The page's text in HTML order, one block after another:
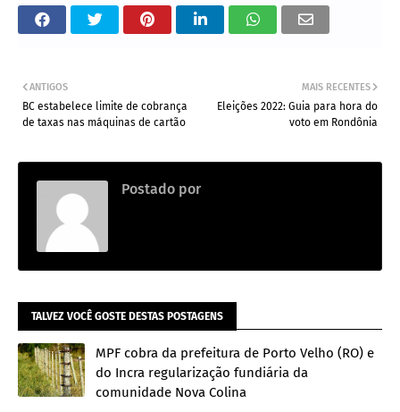
MAIS RECENTES
Eleições 2022: Guia para hora do
voto em Rondônia
ANTIGOS
BC estabelece limite de cobrança
de taxas nas máquinas de cartão
Postado por
TALVEZ VOCÊ GOSTE DESTAS POSTAGENS
MPF cobra da prefeitura de Porto Velho (RO) e
do Incra regularização fundiária da
comunidade Nova Colina